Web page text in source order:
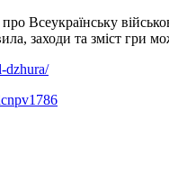
про Всеукраїнську
заходи та зміст гри
dzhura/